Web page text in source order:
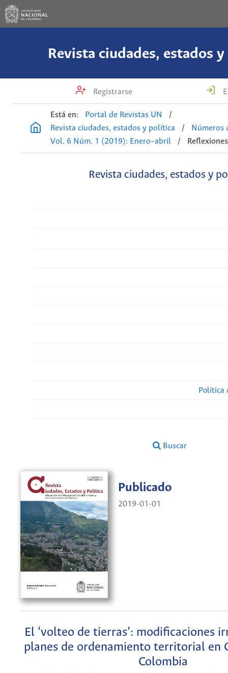
Revista ciudades, estados
Registrarse
Está en: Portal de Revistas UN
/
Revista ciudades, estados y política
/
Números
Vol. 6 Núm. 1 (2019): Enero–abril
/ Reflexiones
Revista ciudades, estados y
Política
Buscar
Publicado
2019-01-01
El ‘volteo de tierras’: modificaciones
planes de ordenamiento territorial en
Colombia